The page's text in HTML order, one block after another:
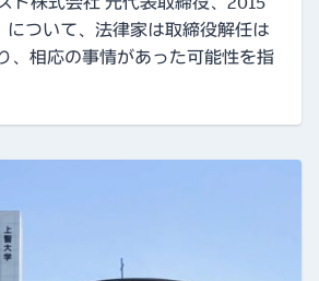
について、法律家は取締役解任は
、相応の事情があった可能性を指